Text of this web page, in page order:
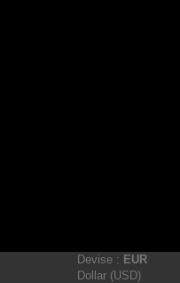
Devise : EUR
Dollar (USD)